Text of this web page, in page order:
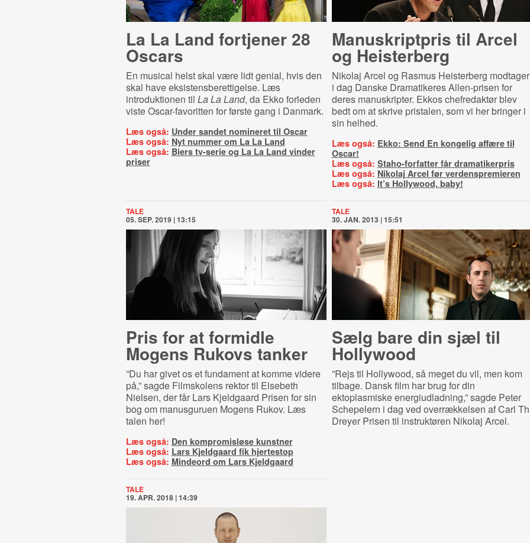
La La Land fortjener 28
Oscars
En musical helst skal være lidt genial, hvis den
skal have eksistensberettigelse. Læs
introduktionen til La La Land, da Ekko forleden
viste Oscar-favoritten for første gang i Danmark.
Læs også: Under sandet nomineret til Oscar
Læs også: Nyt nummer om La La Land
Læs også: Biers tv-serie og La La Land vinder
priser
Manuskriptpris til Arcel
og Heisterberg
Nikolaj Arcel og Rasmus Heisterberg modtager
i dag Danske Dramatikeres Allen-prisen for
deres manuskripter. Ekkos chefredaktør blev
bedt om at skrive pristalen, som vi her bringer i
sin helhed.
Læs også: Ekko: Send En kongelig affære til
Oscar!
Læs også: Staho-forfatter får dramatikerpris
Læs også: Nikolaj Arcel før verdenspremieren
Læs også: It’s Hollywood, baby!
TALE
05. SEP. 2019 | 13:15
Pris for at formidle
Mogens Rukovs tanker
”Du har givet os et fundament at komme videre
på,” sagde Filmskolens rektor til Elsebeth
Nielsen, der får Lars Kjeldgaard Prisen for sin
bog om manusguruen Mogens Rukov. Læs
talen her!
Læs også: Den kompromisløse kunstner
Læs også: Lars Kjeldgaard fik hjertestop
Læs også: Mindeord om Lars Kjeldgaard
TALE
30. JAN. 2013 | 15:51
Sælg bare din sjæl til
Hollywood
”Rejs til Hollywood, så meget du vil, men kom
tilbage. Dansk film har brug for din
ektoplasmiske energiudladning,” sagde Peter
Schepelern i dag ved overrækkelsen af Carl
Dreyer Prisen til instruktøren Nikolaj Arcel.
TALE
19. APR. 2018 | 14:39